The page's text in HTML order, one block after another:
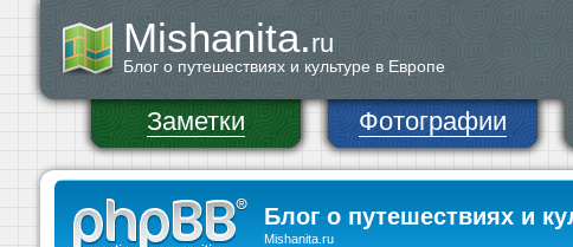
Mishanita.ru
Блог о путешествиях и культуре в Европе
Заметки Фотографии
Блог о путешествиях и
Mishanita.ru